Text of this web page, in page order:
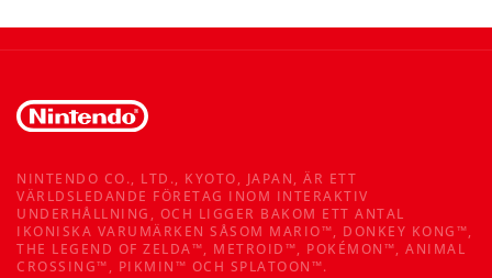
NINTENDO CO., LTD., KYOTO, JAPAN, ÄR ETT
VÄRLDSLEDANDE FÖRETAG INOM INTERAKTIV
UNDERHÅLLNING, OCH LIGGER BAKOM ETT ANTAL
IKONISKA VARUMÄRKEN SÅSOM MARIO™, DONKEY KONG™,
THE LEGEND OF ZELDA™, METROID™, POKÉMON™, ANIMAL
CROSSING™, PIKMIN™ OCH SPLATOON™.